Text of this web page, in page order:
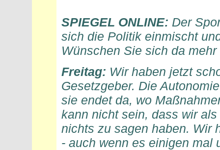
SPIEGEL ONLINE: Der
sich die Politik einmischt
Wünschen Sie sich da
Freitag: Wir haben jetzt
Gesetzgeber. Die
sie endet da, wo
kann nicht sein, dass wir
nichts zu sagen haben. Wir
- auch wenn es einigen mal